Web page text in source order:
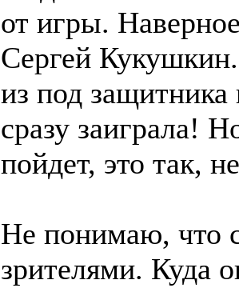
от игры.
Сергей
из под защитника
сразу заиграла!
пойдет, это так,
Не понимаю, что
зрителями. Куда